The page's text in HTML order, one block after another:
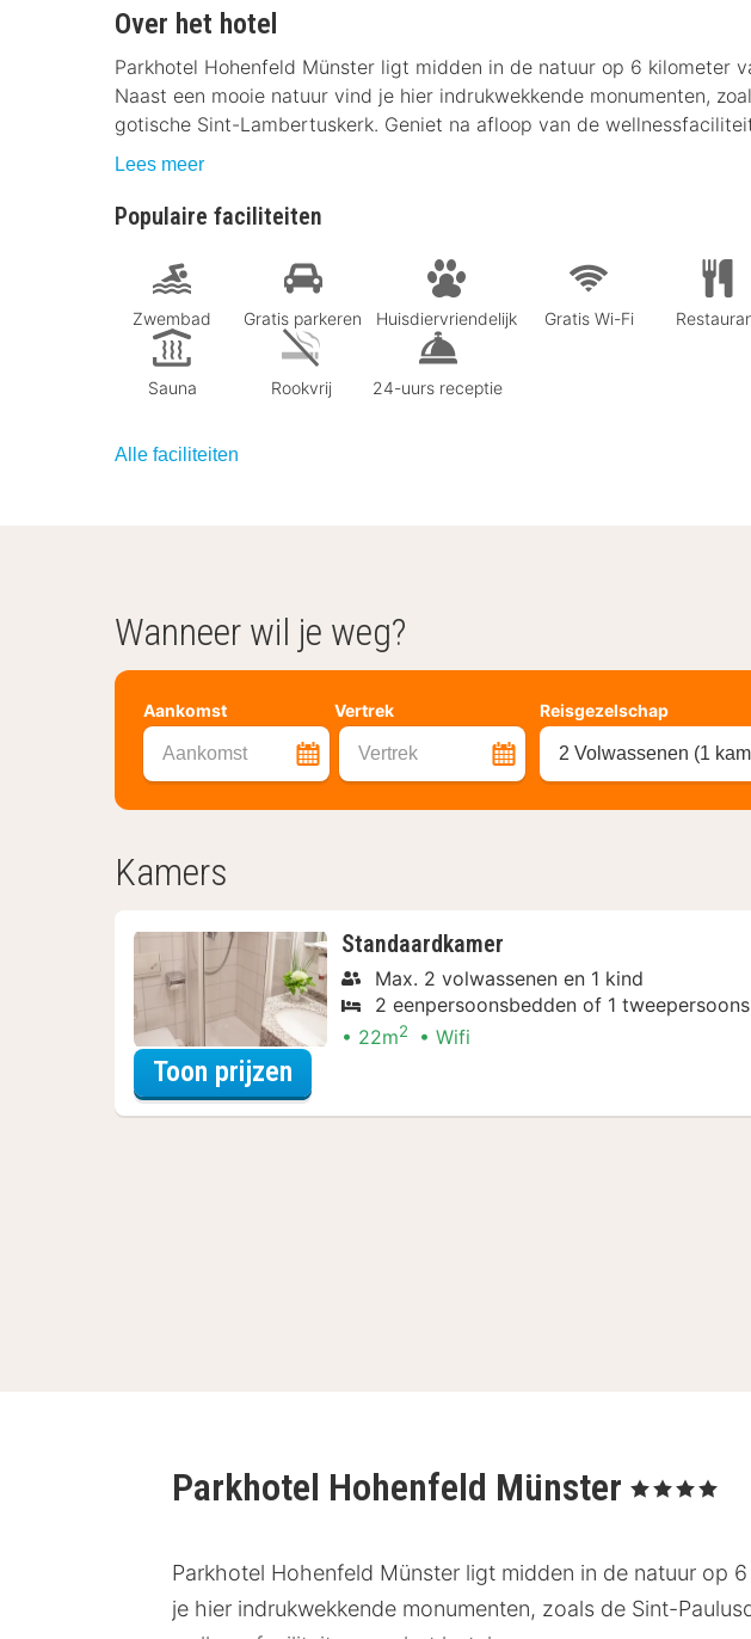
Over het hotel
Parkhotel Hohenfeld Münster ligt midden in de natuur op 6 kilometer
Naast een mooie natuur vind je hier indrukwekkende monumenten,
gotische Sint-Lambertuskerk. Geniet na afloop van de
Lees meer
Populaire faciliteiten
Zwembad Gratis parkeren Huisdiervriendelijk Gratis Wi-Fi
Sauna Rookvrij 24-uurs receptie
Alle faciliteiten
Wanneer wil je weg?
Aankomst Vertrek
Aankomst Vertrek
Reisgezelschap
2 Volwassenen (1
Kamers
Standaardkamer
Max. 2 volwassenen en 1 kind
2 eenpersoonsbedden of 1
22m2 Wifi
Toon prijzen
Parkhotel Hohenfeld Münster , 4 Sterren
Parkhotel Hohenfeld Münster ligt midden in de natuur op
je hier indrukwekkende monumenten, zoals de Sint-